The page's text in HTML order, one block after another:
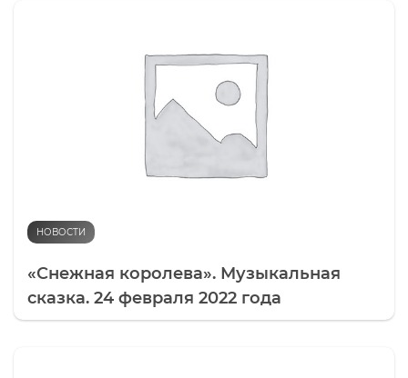
НОВОСТИ
«Снежная королева». Музыкальная
сказка. 24 февраля 2022 года